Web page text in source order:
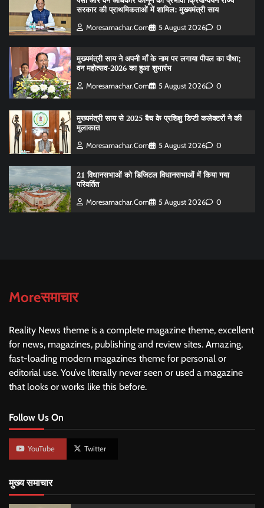
सरकार की प्राथमिकताओं में शामिल: मुख्यमंत्री साय
Moresamachar.com 5 August 2026 0
मुख्यमंत्री साय ने अपनी माँ के नाम पर लगाया पीपल का पौधा;
वन महोत्सव-2026 का हुआ शुभारंभ
Moresamachar.com 5 August 2026 0
मुख्यमंत्री साय से 2025 बैच के प्रशिक्षु डिप्टी कलेक्टरों ने की
मुलाकात
Moresamachar.com 5 August 2026 0
21 विधानसभाओं को डिजिटल विधानसभाओं में किया गया
परिवर्तित
Moresamachar.com 5 August 2026 0
Moreसमाचार
Reality News theme is a complete magazine theme, excellent
for news, magazines, publishing and review sites. Amazing,
fast-loading modern magazines theme for personal or
editorial use. You’ve literally never seen or used a magazine
that looks or works like this before.
Follow Us On
YouTube Twitter
मुख्य समाचार